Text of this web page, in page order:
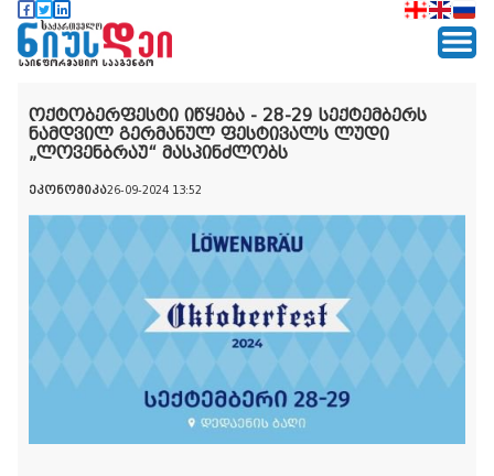
ოქტობერფესტი იწყება - 28-29 სექტემბერს
ნამდვილ გერმანულ ფესტივალს ლუდი
„ლოვენბრაუ“ მასპინძლობს
ეკონომიკა26-09-2024 13:52